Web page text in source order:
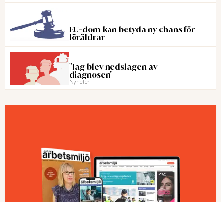
EU-dom kan betyda ny chans för
föräldrar
"Jag blev nedslagen av
diagnosen"
Nyheter